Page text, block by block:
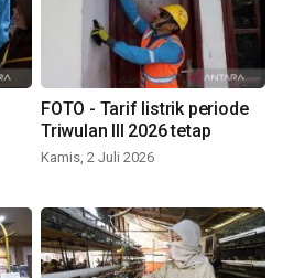
FOTO - Tarif listrik periode
Triwulan III 2026 tetap
Kamis, 2 Juli 2026